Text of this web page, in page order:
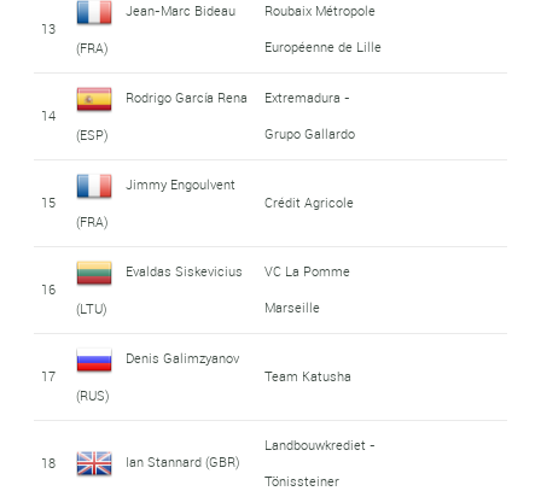
13
Jean-Marc Bideau
(FRA)
Roubaix Métropole
Européenne de Lille
14
Rodrigo García Rena
(ESP)
Extremadura -
Grupo Gallardo
15
Jimmy Engoulvent
(FRA)
Crédit Agricole
16
Evaldas Siskevicius
(LTU)
VC La Pomme
Marseille
17
Denis Galimzyanov
(RUS)
Team Katusha
18 Ian Stannard (GBR)
Landbouwkrediet -
Tönissteiner